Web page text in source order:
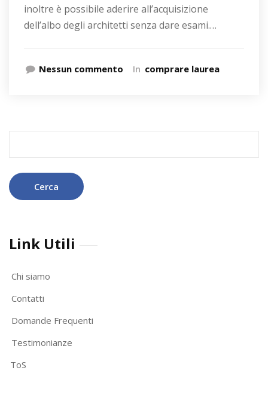
inoltre è possibile aderire all’acquisizione
dell’albo degli architetti senza dare esami.…
Nessun commento In comprare laurea
Link Utili
Chi siamo
Contatti
Domande Frequenti
Testimonianze
ToS